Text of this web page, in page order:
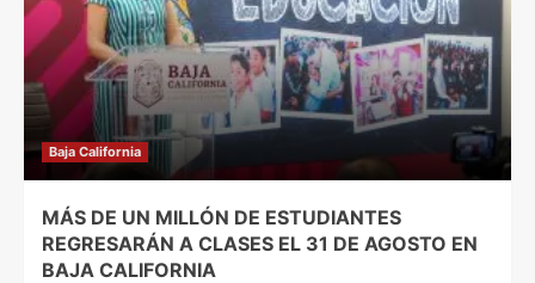
Baja California
MÁS DE UN MILLÓN DE ESTUDIANTES
REGRESARÁN A CLASES EL 31 DE AGOSTO EN
BAJA CALIFORNIA